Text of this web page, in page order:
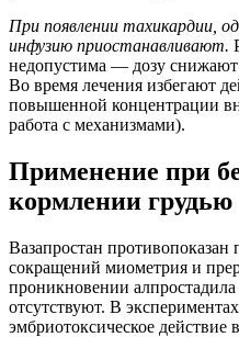
При появлении тахикардии,
инфузию приостанавливают.
недопустима — дозу снижают
Во время лечения избегают
повышенной концентрации
работа с механизмами).
Применение при
кормлении грудью
Вазапростан противопоказан
сокращений миометрия и
проникновении
отсутствуют. В
эмбриотоксическое действие